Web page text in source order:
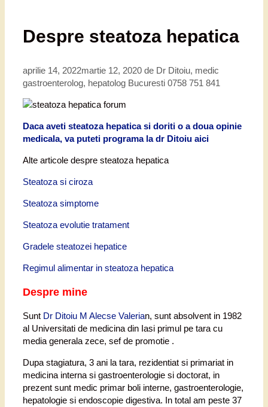
Despre steatoza hepatica
aprilie 14, 2022martie 12, 2020 de Dr Ditoiu, medic
gastroenterolog, hepatolog Bucuresti 0758 751 841
Daca aveti steatoza hepatica si doriti o a doua opinie
medicala, va puteti programa la dr Ditoiu aici
Alte articole despre steatoza hepatica
Steatoza si ciroza
Steatoza simptome
Steatoza evolutie tratament
Gradele steatozei hepatice
Regimul alimentar in steatoza hepatica
Despre mine
Sunt Dr Ditoiu M Alecse Valerian, sunt absolvent in 1982
al Universitati de medicina din Iasi primul pe tara cu
media generala zece, sef de promotie .
Dupa stagiatura, 3 ani la tara, rezidentiat si primariat in
medicina interna si gastroenterologie si doctorat, in
prezent sunt medic primar boli interne, gastroenterologie,
hepatologie si endoscopie digestiva. In total am peste 37